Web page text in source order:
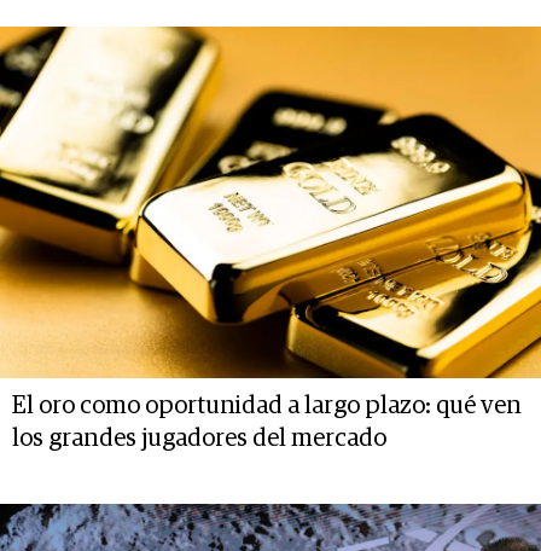
El oro como oportunidad a largo plazo: qué ven
los grandes jugadores del mercado